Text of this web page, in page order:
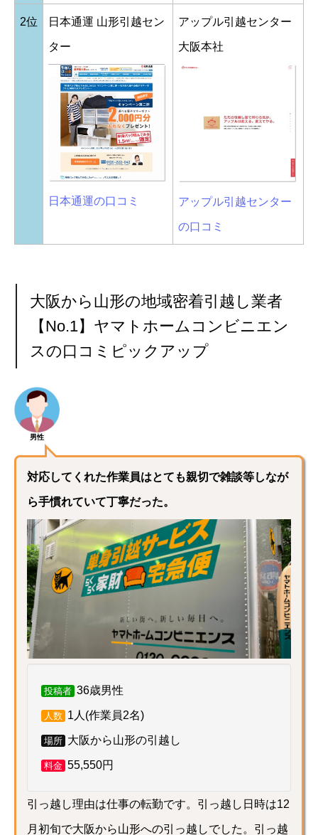
2位 日本通運 山形引越セン
ター
日本通運の口コミ
アップル引越センター
大阪本社
アップル引越センター
の口コミ
大阪から山形の地域密着引越し業者
【No.1】ヤマトホームコンビニエン
スの口コミピックアップ
男性
対応してくれた作業員はとても親切で雑談等しなが
ら手慣れていて丁寧だった。
投稿者 36歳男性
人数 1人(作業員2名)
場所 大阪から山形の引越し
料金 55,550円
引っ越し理由は仕事の転勤です。引っ越し日時は12
月初旬で大阪から山形への引っ越しでした。引っ越